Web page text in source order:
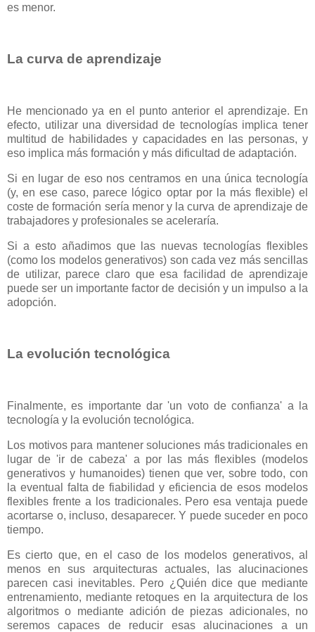
es menor.
La curva de aprendizaje
He mencionado ya en el punto anterior el aprendizaje. En
efecto, utilizar una diversidad de tecnologías implica tener
multitud de habilidades y capacidades en las personas, y
eso implica más formación y más dificultad de adaptación.
Si en lugar de eso nos centramos en una única tecnología
(y, en ese caso, parece lógico optar por la más flexible) el
coste de formación sería menor y la curva de aprendizaje de
trabajadores y profesionales se aceleraría.
Si a esto añadimos que las nuevas tecnologías flexibles
(como los modelos generativos) son cada vez más sencillas
de utilizar, parece claro que esa facilidad de aprendizaje
puede ser un importante factor de decisión y un impulso a la
adopción.
La evolución tecnológica
Finalmente, es importante dar 'un voto de confianza' a la
tecnología y la evolución tecnológica.
Los motivos para mantener soluciones más tradicionales en
lugar de 'ir de cabeza' a por las más flexibles (modelos
generativos y humanoides) tienen que ver, sobre todo, con
la eventual falta de fiabilidad y eficiencia de esos modelos
flexibles frente a los tradicionales. Pero esa ventaja puede
acortarse o, incluso, desaparecer. Y puede suceder en poco
tiempo.
Es cierto que, en el caso de los modelos generativos, al
menos en sus arquitecturas actuales, las alucinaciones
parecen casi inevitables. Pero ¿Quién dice que mediante
entrenamiento, mediante retoques en la arquitectura de los
algoritmos o mediante adición de piezas adicionales, no
seremos capaces de reducir esas alucinaciones a un